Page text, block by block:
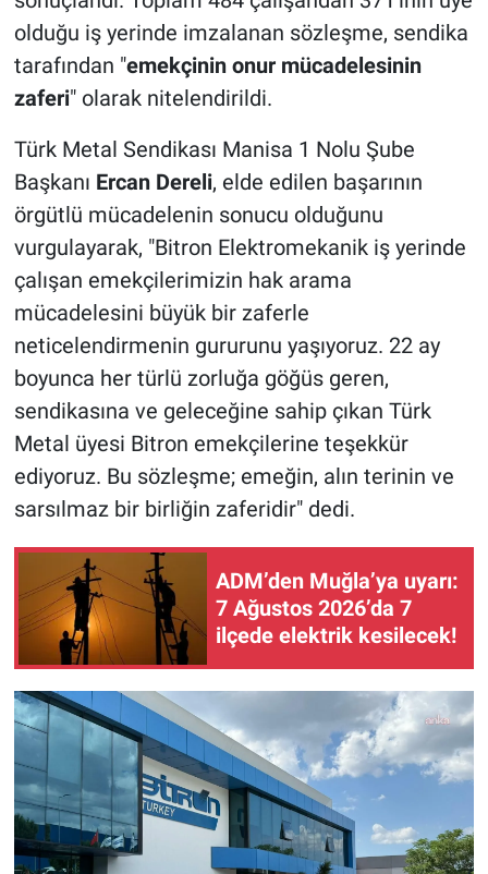
olduğu iş yerinde imzalanan sözleşme, sendika
tarafından "emekçinin onur mücadelesinin
zaferi" olarak nitelendirildi.
Türk Metal Sendikası Manisa 1 Nolu Şube
Başkanı Ercan Dereli, elde edilen başarının
örgütlü mücadelenin sonucu olduğunu
vurgulayarak, "Bitron Elektromekanik iş yerinde
çalışan emekçilerimizin hak arama
mücadelesini büyük bir zaferle
neticelendirmenin gururunu yaşıyoruz. 22 ay
boyunca her türlü zorluğa göğüs geren,
sendikasına ve geleceğine sahip çıkan Türk
Metal üyesi Bitron emekçilerine teşekkür
ediyoruz. Bu sözleşme; emeğin, alın terinin ve
sarsılmaz bir birliğin zaferidir" dedi.
ADM’den Muğla’ya uyarı:
7 Ağustos 2026’da 7
ilçede elektrik kesilecek!